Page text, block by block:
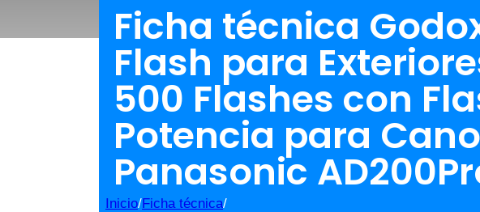
Ficha técnica
Flash para
500 Flashes con
Potencia para
Panasonic
Inicio/Ficha técnica/